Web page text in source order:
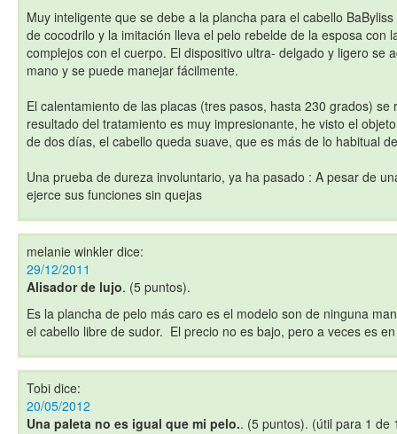
Muy inteligente que se debe a la plancha para el cabello
de cocodrilo y la imitación lleva el pelo rebelde de la esposa con
complejos con el cuerpo. El dispositivo ultra- delgado y ligero se
mano y se puede manejar fácilmente.
El calentamiento de las placas (tres pasos, hasta 230 grados)
resultado del tratamiento es muy impresionante, he visto el
de dos días, el cabello queda suave, que es más de lo habitual
Una prueba de dureza involuntario, ya ha pasado : A pesar de
ejerce sus funciones sin quejas
melanie winkler dice:
29/12/2011
Alisador de lujo. (5 puntos).
Es la plancha de pelo más caro es el modelo son de ninguna
el cabello libre de sudor. El precio no es bajo, pero a veces es
Tobi dice:
20/05/2012
Una paleta no es igual que mi pelo.. (5 puntos). (útil para 1 de